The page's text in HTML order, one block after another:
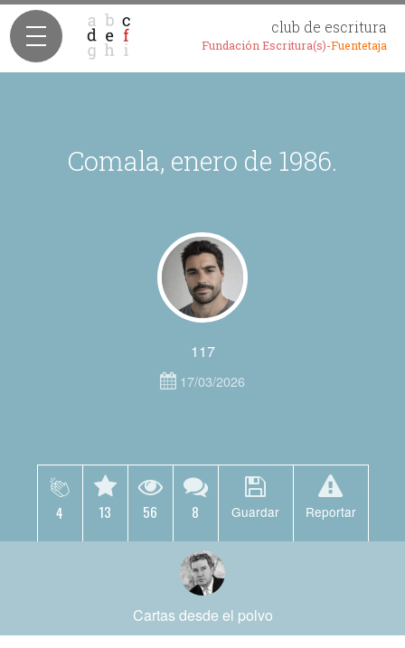
club de escritura
Fundación Escritura(s)-Fuentetaja
Comala, enero de 1986.
117
17/03/2026
4 13 56 8 Guardar Reportar
Cartas desde el polvo